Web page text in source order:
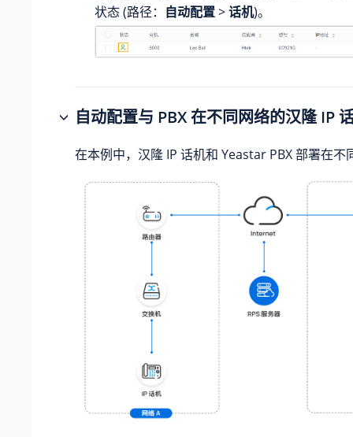
状态 (路径： 自动配置>话机)。
自动配置与 PBX 在不同网络的汉隆 IP
在本例中，汉隆 IP 话机和 Yeastar PBX 部署在不